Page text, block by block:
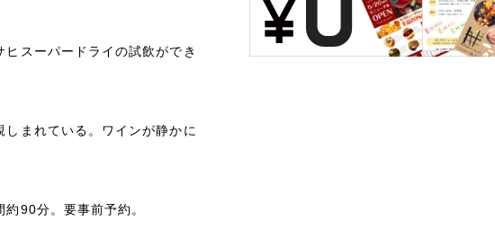
スーパードライの試飲ができ
まれている。ワインが静かに
90分。要事前予約。